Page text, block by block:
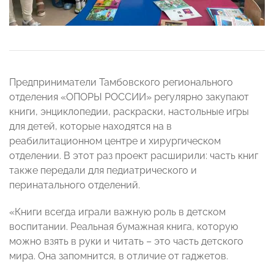
Предприниматели Тамбовского регионального
отделения «ОПОРЫ РОССИИ» регулярно закупают
книги, энциклопедии, раскраски, настольные игры
для детей, которые находятся на в
реабилитационном центре и хирургическом
отделении. В этот раз проект расширили: часть книг
также передали для педиатрического и
перинатального отделений.
«Книги всегда играли важную роль в детском
воспитании. Реальная бумажная книга, которую
можно взять в руки и читать – это часть детского
мира. Она запомнится, в отличие от гаджетов.